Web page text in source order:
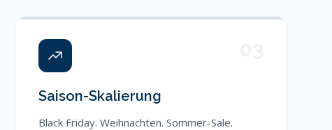
Saison-Skalierung
Black Friday. Weihnachten. Sommer-Sale.